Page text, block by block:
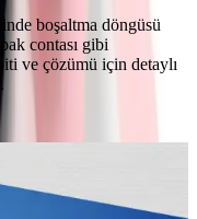
boşaltma döngüsü
contası gibi
ve çözümü için detaylı